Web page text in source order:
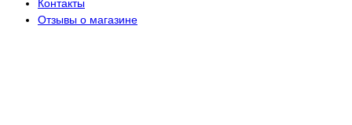
Контакты
Отзывы о магазине